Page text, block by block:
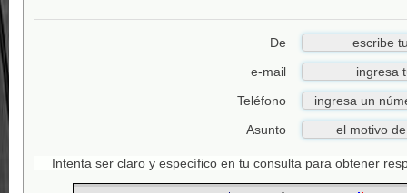
De
e-mail
Teléfono
Asunto
Intenta ser claro y específico en tu consulta para obtener